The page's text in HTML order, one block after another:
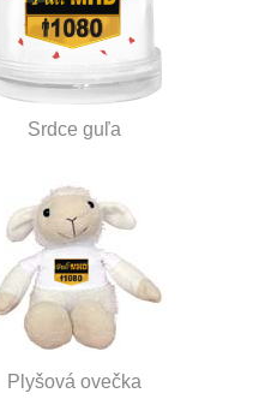
Srdce guľa
Plyšová ovečka